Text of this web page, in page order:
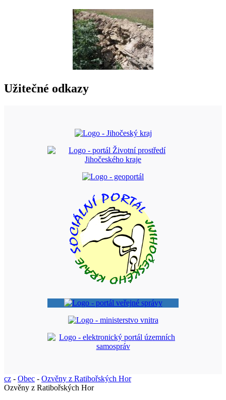
Užitečné odkazy
cz - Obec - Ozvěny z Ratibořských Hor
Ozvěny z Ratibořských Hor